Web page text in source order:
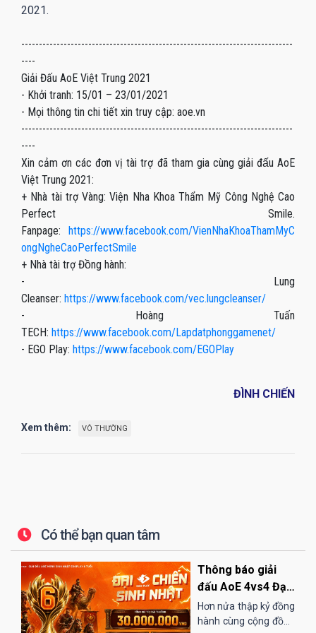
2021.
-----------------------------------------------------------------------------
----
Giải Đấu AoE Việt Trung 2021
- Khởi tranh: 15/01 – 23/01/2021
- Mọi thông tin chi tiết xin truy cập: aoe.vn
-----------------------------------------------------------------------------
----
Xin cảm ơn các đơn vị tài trợ đã tham gia cùng giải đấu AoE
Việt Trung 2021:
+ Nhà tài trợ Vàng: Viện Nha Khoa Thẩm Mỹ Công Nghệ Cao
Perfect Smile.
Fanpage: https://www.facebook.com/VienNhaKhoaThamMyC
ongNgheCaoPerfectSmile
+ Nhà tài trợ Đồng hành:
- Lung
Cleanser: https://www.facebook.com/vec.lungcleanser/
- Hoàng Tuấn
TECH: https://www.facebook.com/Lapdatphonggamenet/
- EGO Play: https://www.facebook.com/EGOPlay
ĐÌNH CHIẾN
Xem thêm: VÔ THƯỜNG
Có thể bạn quan tâm
Thông báo giải
đấu AoE 4vs4 Đại
Chiến Sinh Nhật
EGOPLAY
Hơn nửa thập kỷ đồng
hành cùng cộng đồng